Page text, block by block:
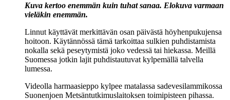
Kuva kertoo enemmän kuin tuhat sanaa. Elokuva varmaan
vieläkin enemmän.
Linnut käyttävät merkittävän osan päivästä höyhenpukujensa
hoitoon. Käytännössä tämä tarkoittaa sulkien puhdistamista
nokalla sekä peseytymistä joko vedessä tai hiekassa. Meillä
Suomessa jotkin lajit puhdistautuvat kylpemällä talvella
lumessa.
Videolla harmaasieppo kylpee matalassa sadevesilammikossa
Suonenjoen Metsäntutkimuslaitoksen toimipisteen pihassa.